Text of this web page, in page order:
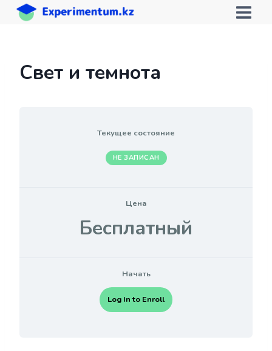
Перейти
Свет и темнота
Текущее состояние
НЕ ЗАПИСАН
Цена
Бесплатный
Начать
Log In to Enroll